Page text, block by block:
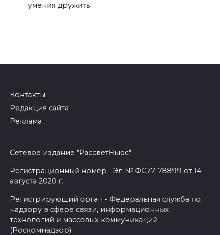
умения дружить
Контакты
Редакция сайта
Реклама
Сетевое издание "РассветНьюс"
Регистрационный номер - Эл № ФС77-78899 от 14
августа 2020 г.
Регистрирующий орган - Федеральная служба по
надзору в сфере связи, информационных
технологий и массовых коммуникаций
(Роскомнадзор)